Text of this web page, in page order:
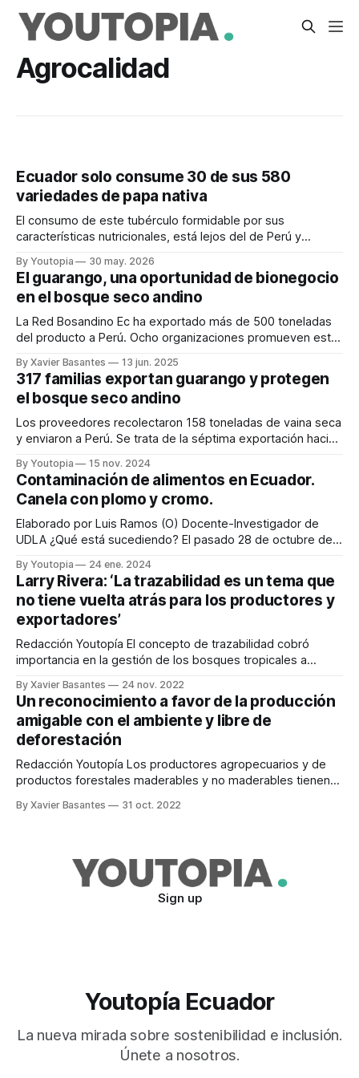
Agrocalidad
Ecuador solo consume 30 de sus 580
variedades de papa nativa
El consumo de este tubérculo formidable por sus
características nutricionales, está lejos del de Perú y
preocupantes
By Youtopia 30 may. 2026
El guarango, una oportunidad de bionegocio
en el bosque seco andino
La Red Bosandino Ec ha exportado más de 500 toneladas
del producto a Perú. Ocho organizaciones promueven este
By Xavier Basantes 13 jun. 2025
317 familias exportan guarango y protegen
el bosque seco andino
Los proveedores recolectaron 158 toneladas de vaina seca
y enviaron a Perú. Se trata de la séptima exportación hacia
By Youtopia 15 nov. 2024
Contaminación de alimentos en Ecuador.
Canela con plomo y cromo.
Elaborado por Luis Ramos (O) Docente-Investigador de
UDLA ¿Qué está sucediendo? El pasado 28 de octubre de
sobre cuatro casos de intoxicación de niños en EE.UU.,
debido al consumo de un alimento con base en manzana y
canela, con alto
By Youtopia 24 ene. 2024
Larry Rivera: ‘La trazabilidad es un tema que
no tiene vuelta atrás para los productores y
exportadores’
Redacción Youtopía El concepto de trazabilidad cobró
importancia en la gestión de los bosques tropicales a
nivel mundial sobre las problemáticas relacionadas con el
medio ambiente. La trazabilidad se define como “la
capacidad para reunir el tejido histórico, la utilización
By Xavier Basantes 24 nov. 2022
Un reconocimiento a favor de la producción
amigable con el ambiente y libre de
deforestación
Redacción Youtopía Los productores agropecuarios y de
productos forestales maderables y no maderables tienen
diferenciados, que valoran los productos que provienen de
Distintivo Iniciativa Verde Libre de Deforestación.
By Xavier Basantes 31 oct. 2022
Sign up
Youtopía Ecuador
La nueva mirada sobre sostenibilidad e inclusión.
Únete a nosotros.